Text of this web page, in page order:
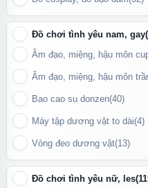
Có thể sử dụng như một
tình dục kích thích điểm G,
Đồ chơi tình yêu nam, gay
Âm đạo, miệng, hậu môn
Âm đạo, miệng, hậu môn
Bao cao su donzen(40)
Máy tập dương vật to dài(4)
Vòng đeo dương vật(13)
Đồ chơi tình yêu nữ, les